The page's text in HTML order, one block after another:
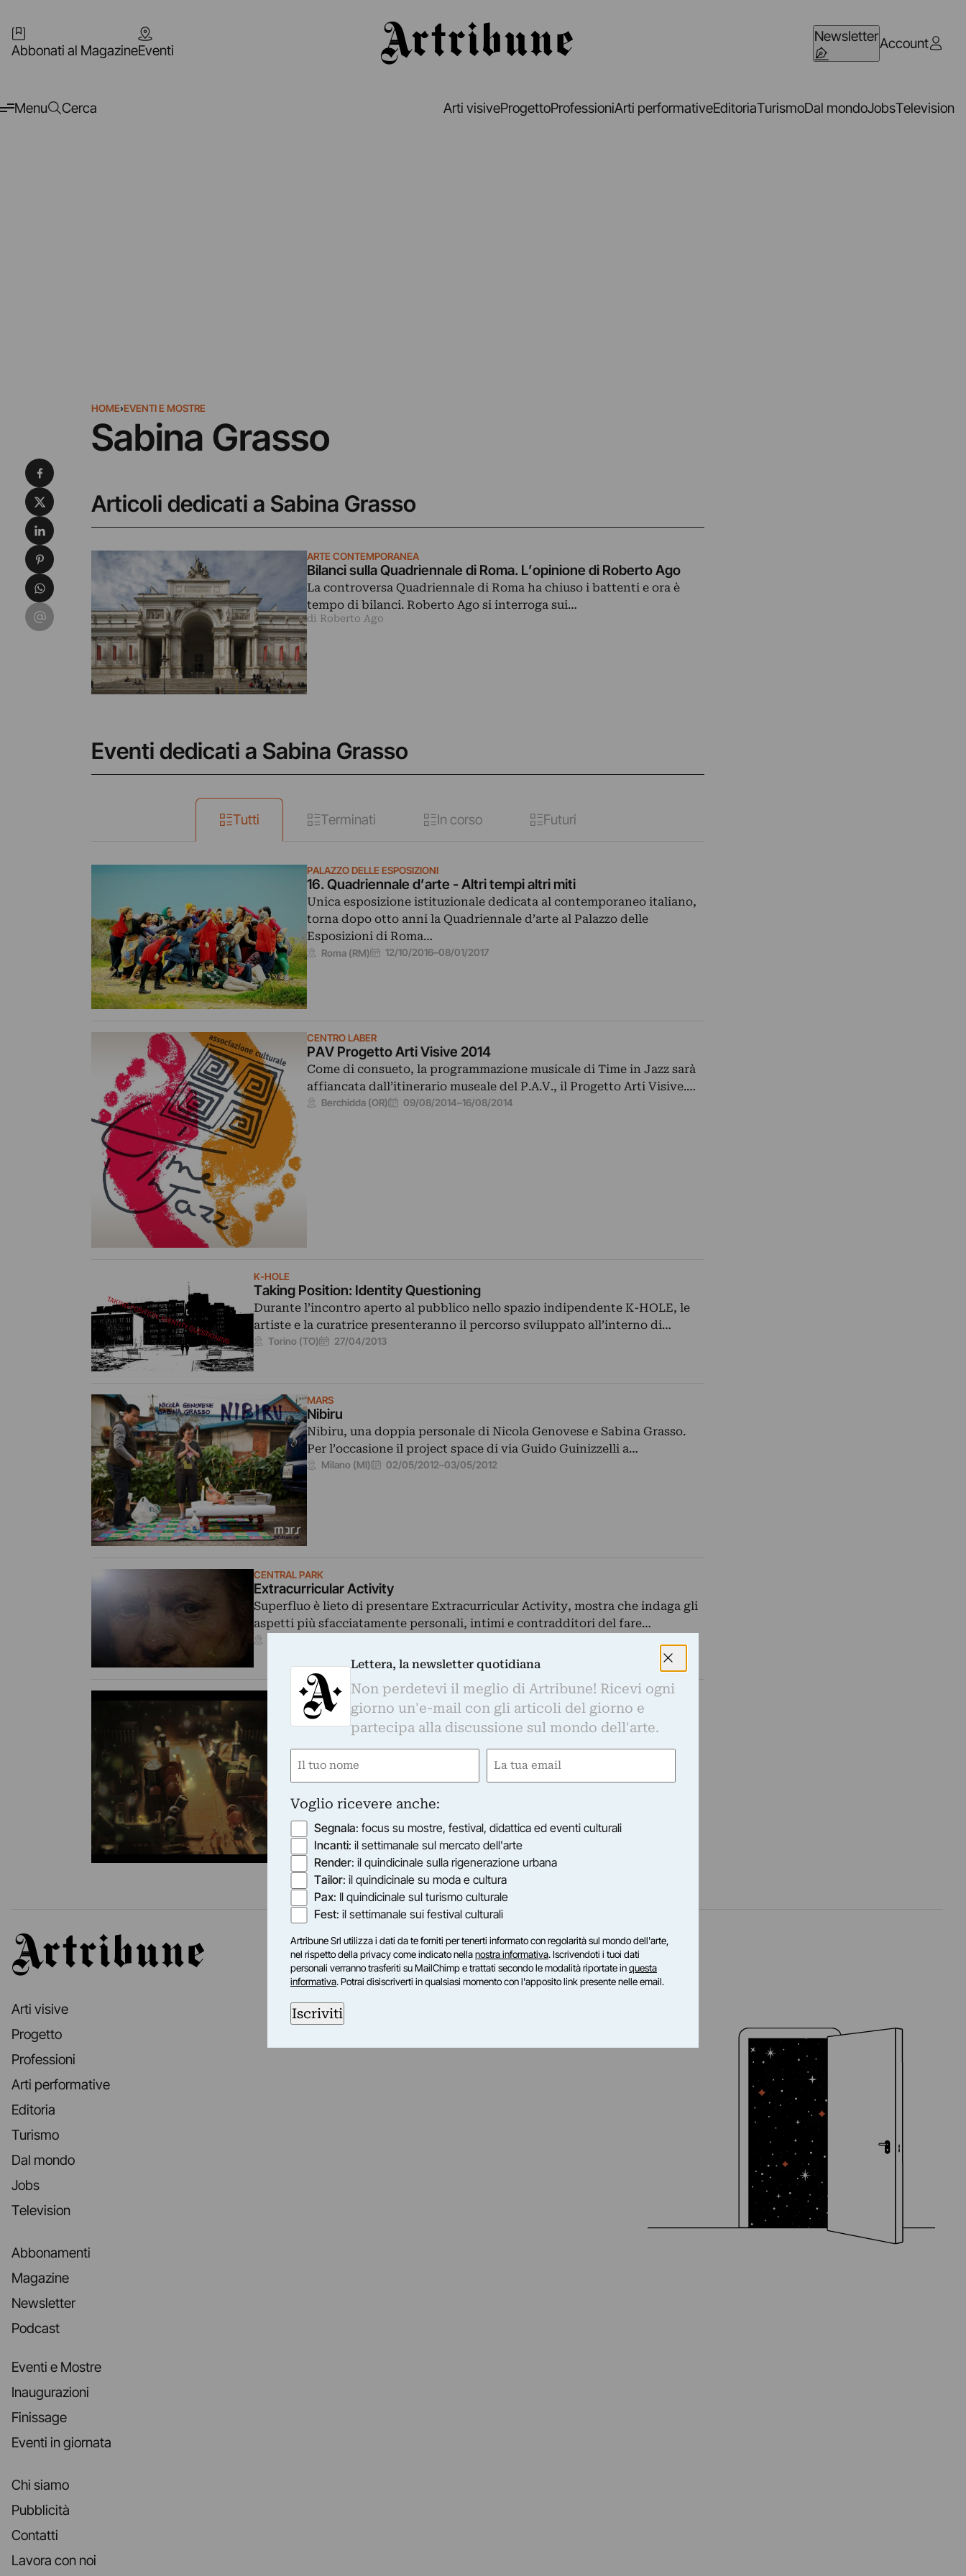
Abbonati al MagazineEventi
NewsletterAccount
Menu Cerca Arti visiveProgettoProfessioniArti performativeEditoriaTurismoDal mondoJobsTelevision
HOME›EVENTI E MOSTRE
Sabina Grasso
Articoli dedicati a Sabina Grasso
ARTE CONTEMPORANEA
Bilanci sulla Quadriennale di Roma. L’opinione di Roberto Ago
La controversa Quadriennale di Roma ha chiuso i battenti e ora è
tempo di bilanci. Roberto Ago si interroga sui…
di Roberto Ago
Eventi dedicati a Sabina Grasso
Tutti Terminati In corso Futuri
PALAZZO DELLE ESPOSIZIONI
16. Quadriennale d’arte - Altri tempi altri miti
Unica esposizione istituzionale dedicata al contemporaneo italiano,
torna dopo otto anni la Quadriennale d’arte al Palazzo delle
Esposizioni di Roma…
Roma (RM) 12/10/2016–08/01/2017
CENTRO LABER
PAV Progetto Arti Visive 2014
Come di consueto, la programmazione musicale di Time in Jazz sarà
affiancata dall’itinerario museale del P.A.V., il Progetto Arti Visive.…
Berchidda (OR) 09/08/2014–16/08/2014
K-HOLE
Taking Position: Identity Questioning
Durante l’incontro aperto al pubblico nello spazio indipendente K-HOLE, le
artiste e la curatrice presenteranno il percorso sviluppato all’interno di…
Torino (TO) 27/04/2013
MARS
Nibiru
Nibiru, una doppia personale di Nicola Genovese e Sabina Grasso.
Per l’occasione il project space di via Guido Guinizzelli a…
Milano (MI) 02/05/2012–03/05/2012
CENTRAL PARK
Extracurricular Activity
Superfluo è lieto di presentare Extracurricular Activity, mostra che indaga gli
aspetti più sfacciatamente personali, intimi e contradditori del fare…
VILLA SERENA
La curiosità è un tappeto volante
Selezione di video dall’Archivio ART HUB a cura di Cecilia Guida. La
creatività artistica…
Condividi su Facebook
Condividi su X
Condividi su LinkedIn
Condividi su Pinterest
Condividi su WhatsApp
Condividi su Email
Artribune
Arti visive
Progetto
Professioni
Arti performative
Editoria
Turismo
Dal mondo
Jobs
Television
Abbonamenti
Magazine
Newsletter
Podcast
Eventi e Mostre
Inaugurazioni
Finissage
Eventi in giornata
Chi siamo
Pubblicità
Contatti
Lavora con noi
Lettera, la newsletter quotidiana
Non perdetevi il meglio di Artribune! Ricevi ogni
giorno un'e-mail con gli articoli del giorno e
partecipa alla discussione sul mondo dell'arte.
Nome
Email
Voglio ricevere anche:
Segnala: focus su mostre, festival, didattica ed eventi culturali
Incanti: il settimanale sul mercato dell'arte
Render: il quindicinale sulla rigenerazione urbana
Tailor: il quindicinale su moda e cultura
Pax: Il quindicinale sul turismo culturale
Fest: il settimanale sui festival culturali
Artribune Srl utilizza i dati da te forniti per tenerti informato con regolarità sul mondo dell'arte,
nel rispetto della privacy come indicato nellanostra informativa. Iscrivendoti i tuoi dati
personali verranno trasferiti su MailChimp e trattati secondo le modalità riportate inquesta
informativa. Potrai disiscriverti in qualsiasi momento con l'apposito link presente nelle email.
Iscriviti